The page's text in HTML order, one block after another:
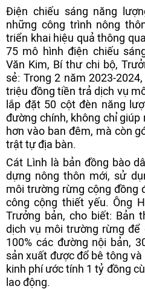
Điện chiếu sáng năng
những công trình nông
triển khai hiệu quả thông
75 mô hình điện chiếu
Văn Kim, Bí thư chi bộ,
sẻ: Trong 2 năm 2023-
triệu đồng tiền trả dịch vụ
lắp đặt 50 cột đèn năng
đường chính, không chỉ
hơn vào ban đêm, mà còn
trật tự địa bàn.
Cát Lình là bản đồng bào
dựng nông thôn mới, sử
môi trường rừng cộng đồng
công cộng thiết yếu. Ông
Trưởng bản, cho biết: Bản
dịch vụ môi trường rừng để
100% các đường nội bản,
sản xuất được đổ bê tông
kinh phí ước tính 1 tỷ đồng
lao động.